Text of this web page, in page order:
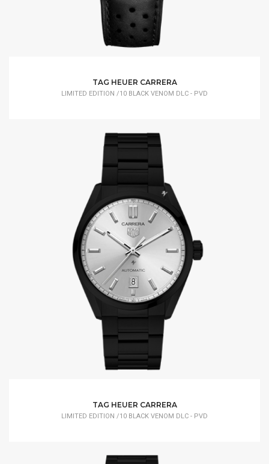
TAG HEUER CARRERA
LIMITED EDITION /10 BLACK VENOM DLC - PVD
TAG HEUER CARRERA
LIMITED EDITION /10 BLACK VENOM DLC - PVD